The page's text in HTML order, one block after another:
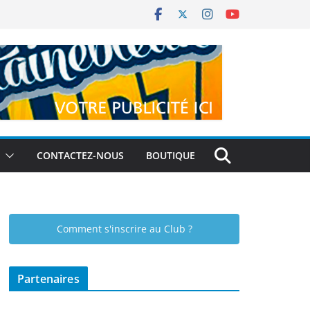
CONTACTEZ-NOUS BOUTIQUE
Comment s'inscrire au Club ?
Partenaires